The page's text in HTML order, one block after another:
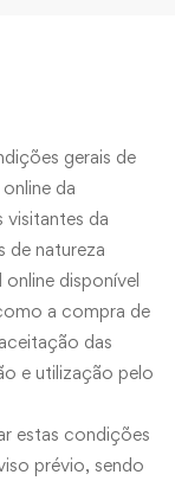
gerais de
da
visitantes da
de natureza
disponível
a compra de
das
e utilização pelo
estas condições
prévio, sendo